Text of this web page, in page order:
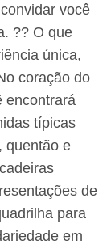
você
?? O que
única,
coração do
encontrará
típicas
quentão e
de
para
em